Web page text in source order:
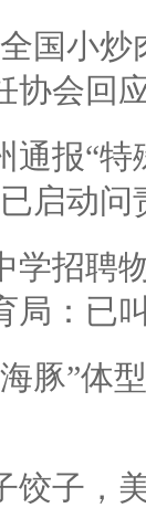
国小
协会回
通报“
启动
学招聘
局：已
豚”体
饺子，